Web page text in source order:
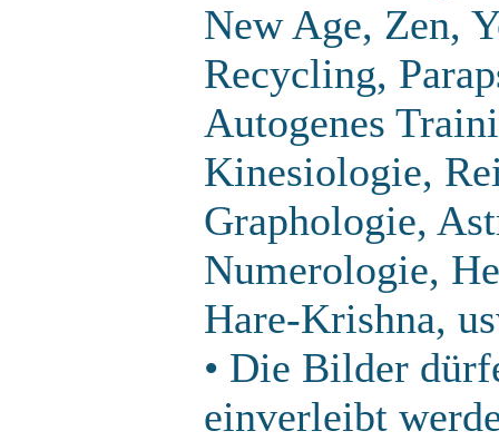
New Age, Zen,
Recycling,
Autogenes
Kinesiologie,
Graphologie,
Numerologie,
Hare-Krishna,
• Die Bilder
einverleibt